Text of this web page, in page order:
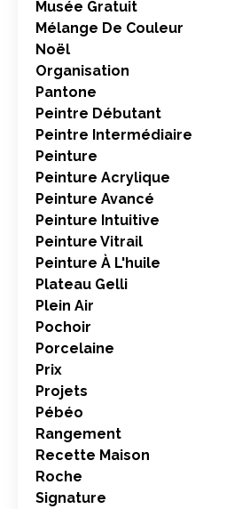
Musée Gratuit
Mélange De Couleur
Noël
Organisation
Pantone
Peintre Débutant
Peintre Intermédiaire
Peinture
Peinture Acrylique
Peinture Avancé
Peinture Intuitive
Peinture Vitrail
Peinture À L'huile
Plateau Gelli
Plein Air
Pochoir
Porcelaine
Prix
Projets
Pébéo
Rangement
Recette Maison
Roche
Signature